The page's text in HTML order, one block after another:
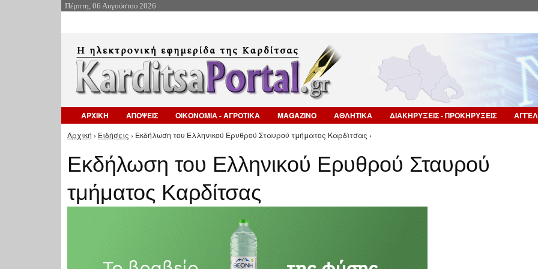
Πέμπτη, 06 Αυγούστου 2026
ΑΡΧΙΚΗ ΑΠΟΨΕΙΣ ΟΙΚΟΝΟΜΙΑ - ΑΓΡΟΤΙΚΑ MAGAZINO ΑΘΛΗΤΙΚΑ ΔΙΑΚΗΡΥΞΕΙΣ - ΠΡΟΚΗΡΥΞΕΙΣ
Είστε εδώ
Αρχική › Ειδήσεις › Εκδήλωση του Ελληνικού Ερυθρού Σταυρού τμήματος Καρδίτσας ›
Εκδήλωση του Ελληνικού Ερυθρού Σταυρού
τμήματος Καρδίτσας